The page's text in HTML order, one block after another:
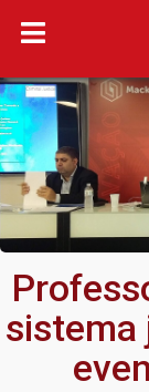
sistema